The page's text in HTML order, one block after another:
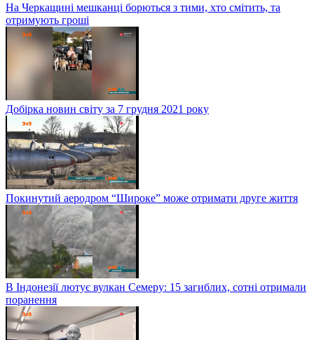
На Черкащині мешканці борються з тими, хто смітить, та
отримують гроші
Добірка новин світу за 7 грудня 2021 року
Покинутий аеродром “Широке” може отримати друге життя
В Індонезії лютує вулкан Семеру: 15 загиблих, сотні отримали
поранення